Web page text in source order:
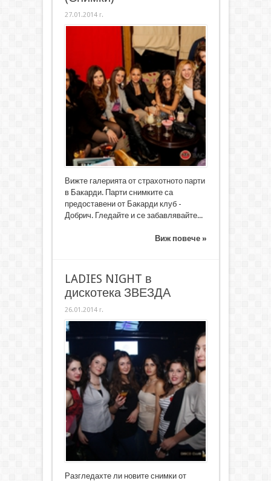
27.01.2014 г.
Вижте галерията от страхотното парти
в Бакарди. Парти снимките са
предоставени от Бакарди клуб -
Добрич. Гледайте и се забавлявайте...
Виж повече »
LADIES NIGHT в
дискотека ЗВЕЗДА
26.01.2014 г.
Разгледахте ли новите снимки от